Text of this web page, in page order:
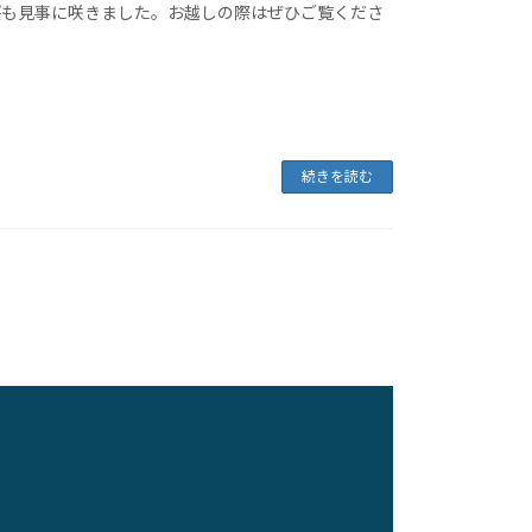
見事に咲きました。お越しの際はぜひご覧くださ
続きを読む